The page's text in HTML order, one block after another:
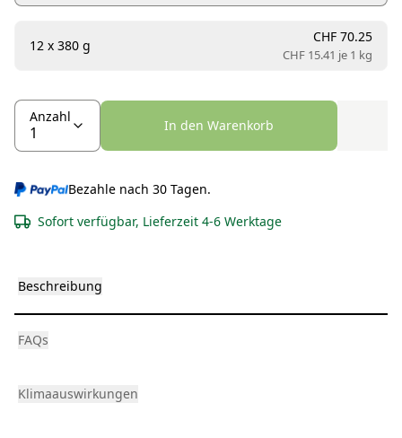
12 x 380 g
CHF 70.25
CHF 15.41 je 1 kg
Anzahl
In den Warenkorb
Bezahle nach 30 Tagen.
Sofort verfügbar, Lieferzeit 4-6 Werktage
Beschreibung
FAQs
Klimaauswirkungen